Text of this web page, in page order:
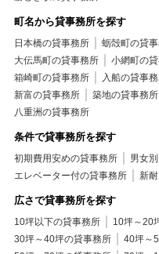
町名から貸事務所を探す
日本橋の貸事務所 蛎殻町の貸
大伝馬町の貸事務所
小網町の
箱崎町の貸事務所
入船の貸事
新富の貸事務所
築地の貸事務所
八重洲の貸事務所
条件で貸事務所を探す
初期費用安めの貸事務所
男女
エレベーター付の貸事務所
新
広さで貸事務所を探す
10坪以下の貸事務所 10坪～20
30坪～40坪の貸事務所
40坪～